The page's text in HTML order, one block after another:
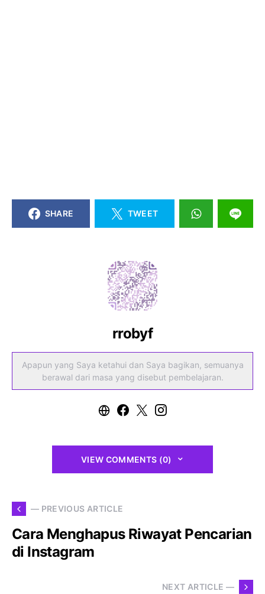
SHARE TWEET
rrobyf
Apapun yang Saya ketahui dan Saya bagikan, semuanya
berawal dari masa yang disebut pembelajaran.
VIEW COMMENTS (0)
— PREVIOUS ARTICLE
Cara Menghapus Riwayat Pencarian
di Instagram
NEXT ARTICLE —